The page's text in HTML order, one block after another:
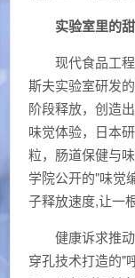
实验室里的
现代食品工
斯夫实验室研发
阶段释放，创造
味觉体验，日本
粒，肠道保健与
学院公开的"味觉
子释放速度,让一
健康诉求推
穿孔技术打造的"